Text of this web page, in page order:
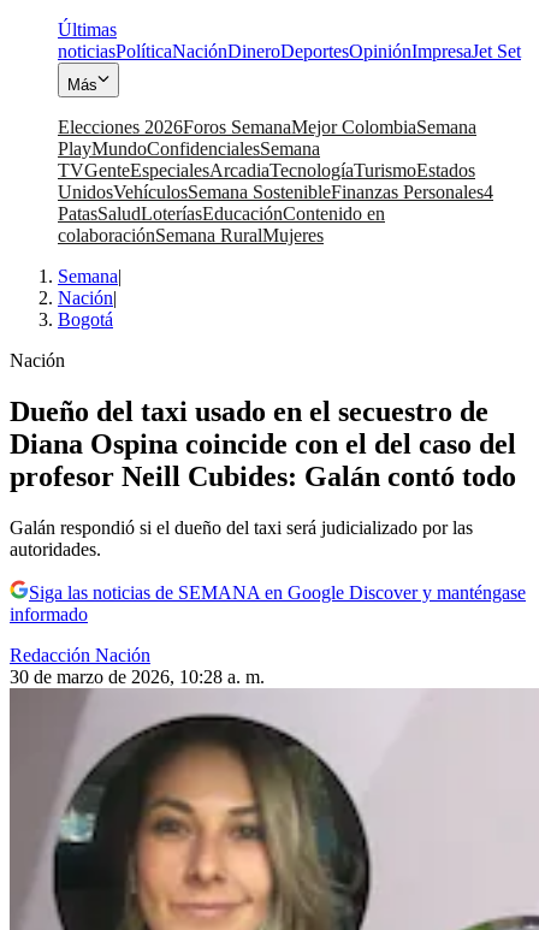
Últimas
noticiasPolíticaNaciónDineroDeportesOpiniónImpresaJet Set
Más
Elecciones 2026Foros SemanaMejor ColombiaSemana
PlayMundoConfidencialesSemana
TVGenteEspecialesArcadiaTecnologíaTurismoEstados
UnidosVehículosSemana SostenibleFinanzas Personales4
PatasSaludLoteríasEducaciónContenido en
colaboraciónSemana RuralMujeres
Semana|
Nación|
Bogotá
Nación
Dueño del taxi usado en el secuestro de
Diana Ospina coincide con el del caso del
profesor Neill Cubides: Galán contó todo
Galán respondió si el dueño del taxi será judicializado por las
autoridades.
Siga las noticias de SEMANA en Google Discover y manténgase
informado
Redacción Nación
30 de marzo de 2026, 10:28 a. m.